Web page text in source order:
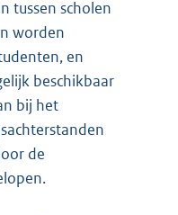
tussen scholen
worden
en
beschikbaar
bij het
de